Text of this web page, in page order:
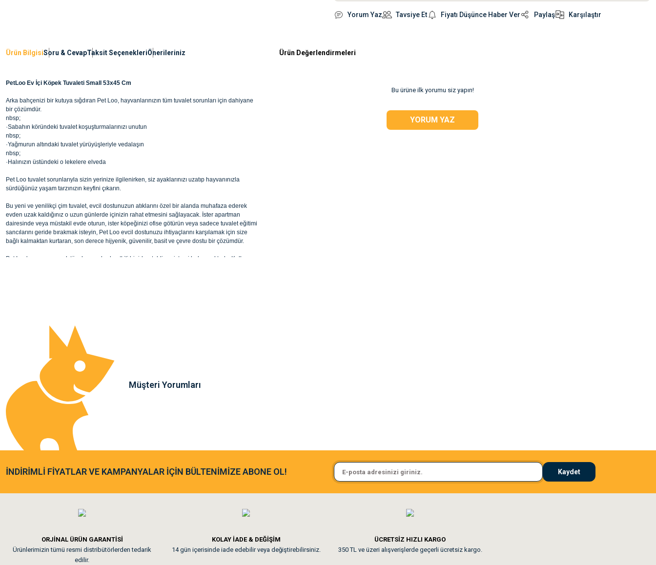
Yorum Yaz Tavsiye Et Fiyatı Düşünce Haber Ver Paylaş Karşılaştır
Ürün BilgisiSoru & CevapTaksit SeçenekleriÖnerileriniz
PetLoo Ev İçi Köpek Tuvaleti Small 53x45 Cm
Arka bahçenizi bir kutuya sığdıran Pet Loo, hayvanlarınızın tüm tuvalet sorunları için dahiyane
bir çözümdür.
nbsp;
·Sabahın köründeki tuvalet koşuşturmalarınızı unutun
nbsp;
·Yağmurun altındaki tuvalet yürüyüşleriyle vedalaşın
nbsp;
·Halınızın üstündeki o lekelere elveda
Pet Loo tuvalet sorunlarıyla sizin yerinize ilgilenirken, siz ayaklarınızı uzatıp hayvanınızla
sürdüğünüz yaşam tarzınızın keyfini çıkarın.
Bu yeni ve yenilikçi çim tuvalet, evcil dostunuzun atıklarını özel bir alanda muhafaza ederek
evden uzak kaldığınız o uzun günlerde içinizin rahat etmesini sağlayacak. İster apartman
dairesinde veya müstakil evde oturun, ister köpeğinizi ofise götürün veya sadece tuvalet eğitimi
sancılarını geride bırakmak isteyin, Pet Loo evcil dostunuzu ihtiyaçlarını karşılamak için size
bağlı kalmaktan kurtaran, son derece hijyenik, güvenilir, basit ve çevre dostu bir çözümdür.
Pet Loo' nun genç, yaşlı tüm hayvanlarda etkili bir idrar tahliye sistemi bulunmaktadır. Kullanımı
·The Pet Loo Küçük "Kitty Kat" (boyutları 17"x21" veya 53x45cm)
Ürün bilgilerinde hatalar bulunuyor.
Ürün fiyatı diğer sitelerden daha pahalı.
Bu ürüne benzer farklı alternatifler olmalı.
Ürün Değerlendirmeleri
Bu ürüne ilk yorumu siz yapın!
YORUM YAZ
Müşteri Yorumları
As**** Tu******
Tavşanım kafesinin kalitesine ve paketlemesine bayıldım
Sa**** On******
Pamuk için aradığım tüm oyuncaklar mevcut
Kedilerim beğeniyorlar. Memnunuz. Uygun fiyatta olması iyi.
İNDİRİMLİ FİYATLAR VE KAMPANYALAR İÇİN BÜLTENİMİZE ABONE OL! Kaydet
ORJİNAL ÜRÜN GARANTİSİ
Ürünlerimizin tümü resmi distribütörlerden tedarik
edilir.
KOLAY İADE & DEĞİŞİM
14 gün içerisinde iade edebilir veya değiştirebilirsiniz.
ÜCRETSİZ HIZLI KARGO
350 TL ve üzeri alışverişlerde geçerli ücretsiz kargo.